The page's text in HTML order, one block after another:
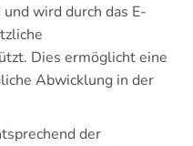
wird durch das E-
Dies ermöglicht eine
Abwicklung in der
der